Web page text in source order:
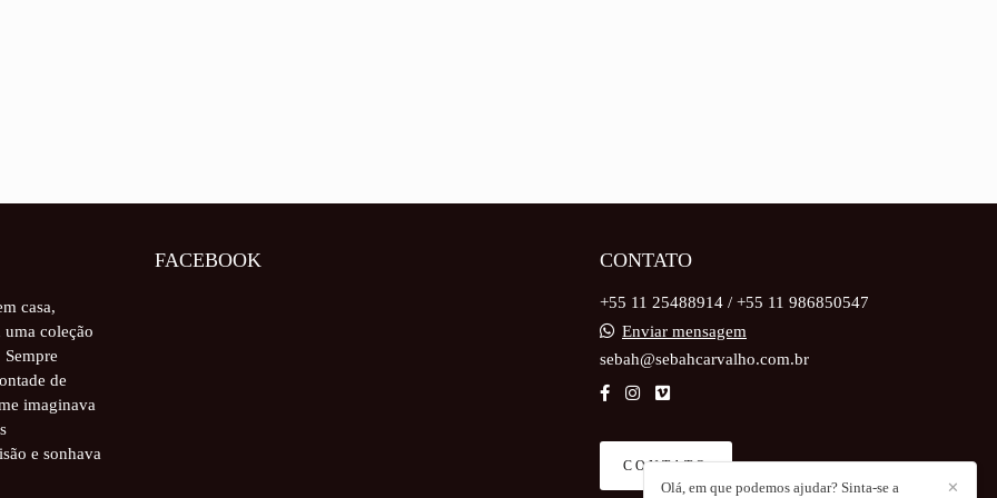
casa,
coleção
de
imaginava
e sonhava
FACEBOOK CONTATO
+55 11 25488914 / +55 11 986850547
Enviar mensagem
sebah@sebahcarvalho.com.br
CONTATO
✕
Olá, em que podemos ajudar? Sinta-se a